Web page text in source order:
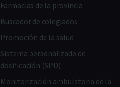
Farmacias de la provincia
Buscador de colegiados
Promoción de la salud
Sistema personalizado de
dosificación (SPD)
Monitorización ambulatoria de la